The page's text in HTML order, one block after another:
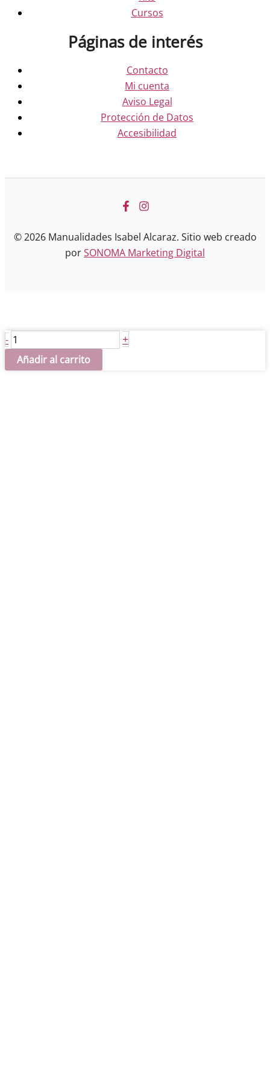
Cursos
Páginas de interés
Contacto
Mi cuenta
Aviso Legal
Protección de Datos
Accesibilidad
© 2026 Manualidades Isabel Alcaraz. Sitio web creado
porSONOMA Marketing Digital
- Nazareno
17
cm
+
Añadir al carrito